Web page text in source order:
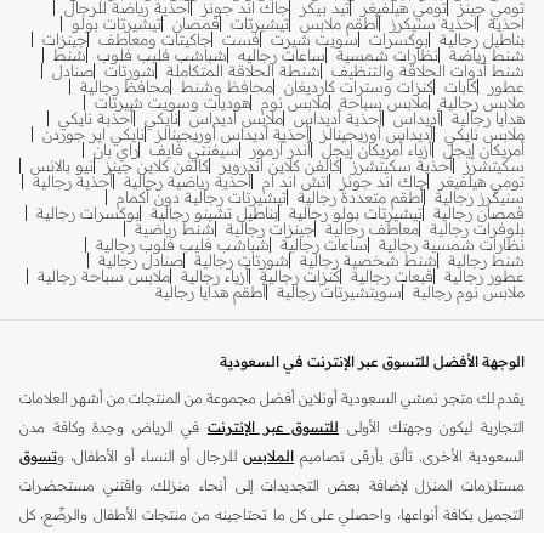
تومي جينز تومي هيلفيغر تيد بيكر جاك اند جونز
أحذية رياضة للرجال
احذية
احذية سنيكرز أطقم ملابس تيشيرتات قمصان تيشيرتات بولو
بناطيل رجالية بوكسرات سويت شيرت فست جاكيتات ومعاطف جينزات
شنط رياضة نظارات شمسية ساعات رجاليه شباشب فليب فلوب
شنط
شنط أدوات الحلاقة والتنظيف
شنطة الحلاقة المتكاملة شورتات صنادل
عطور
كابات كنزات وسترات كارديغان محافظ وشنط
محافظ رجالية
ملابس رجالية ملابس سباحة ملابس نوم
هوديات وسويت شيرتات
هدايا رجالية أديداس أحذية أديداس ملابس أديداس نايكي أحذبة نايكي
ملابس نايكي أديداس أوريجينالز أحذية أديداس أوريجينالز
نايكي اير جوردن
أمريكان إيجل أزياء أمريكان إيجل أندر آرمور سيفنتي فايف راي بان
سكيتشرز
أحذية سكيتشرز كالفن كلاين اندروير كالفن كلاين جينز
نيو بالانس
تومي هيلفيغر
جاك اند جونز اتش اند ام أحذية رياضية رجالية أحذية رجالية
سنيكرز رجالية أطقم متعددة رجالية تيشيرتات رجالية دون أكمام
قمصان رجالية تيشيرتات بولو رجالية بناطيل تشينو رجالية بوكسرات رجالية
بلوفرات رجالية معاطف رجالية جينزات رجالية
شنط رياضية
نظارات شمسية رجالية
ساعات رجالية
شباشب فليب فلوب رجالية
شنط رجالية
شنط شخصية رجالية شورتات رجالية صنادل رجالية
عطور رجالية
قبعات رجالية كنزات رجالية أزياء رجالية ملابس سباحة رجالية
ملابس نوم رجالية
سويتشيرتات رجالية أطقم هدايا رجالية
الوجهة الأفضل للتسوق عبر الإنترنت في السعودية
يقدم لك متجر نمشي السعودية أونلاين أفضل مجموعة من المنتجات من أشهر العلامات
التجارية ليكون وجهتك الأولى للتسوق عبر الإنترنت في الرياض وجدة وكافة مدن
السعودية الأخرى. تألق بأرقى تصاميم الملابس للرجال أو النساء أو الأطفال، وتسوق
مستلزمات المنزل لإضافة بعض التجديدات إلى أنحاء منزلك، واقتني مستحضرات
التجميل بكافة أنواعها، واحصلي على كل ما تحتاجينه من منتجات الأطفال والرضّع، كل